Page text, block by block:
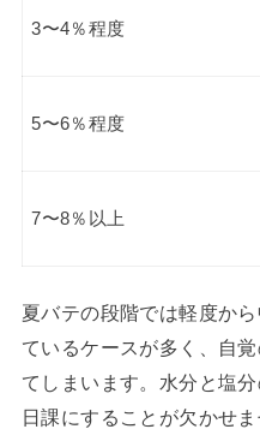
3〜4％程度
5〜6％程度
7〜8％以上
夏バテの段階では軽度か
ているケースが多く、自
てしまいます。水分と塩
日課にすることが欠かせま